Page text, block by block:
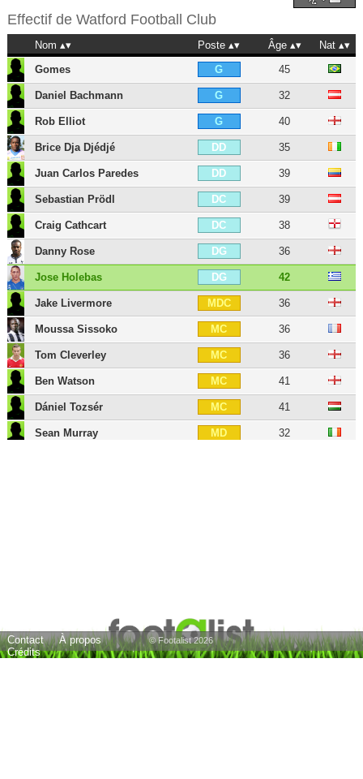
Effectif de Watford Football Club
Nom Poste Âge
Nat
Gomes
G 45
Daniel Bachmann G 32
Rob Elliot G 40
Brice Dja Djédjé DD 35
Juan Carlos Paredes DD 39
Sebastian Prödl DC 39
Craig Cathcart DC 38
Danny Rose DG 36
Jose Holebas DG 42
Jake Livermore MDC 36
Moussa Sissoko MC 36
Tom Cleverley MC 36
Ben Watson MC 41
Dániel Tozsér MC 41
Sean Murray MD 32
22 joueurs
Contact
À propos
Crédits
© Footalist 2026